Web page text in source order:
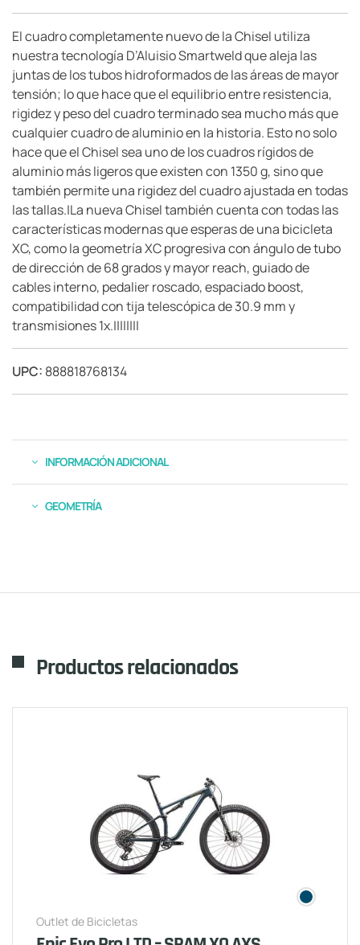
El cuadro completamente nuevo de la Chisel utiliza
nuestra tecnología D’Aluisio Smartweld que aleja las
juntas de los tubos hidroformados de las áreas de mayor
tensión; lo que hace que el equilibrio entre resistencia,
rigidez y peso del cuadro terminado sea mucho más que
cualquier cuadro de aluminio en la historia. Esto no solo
hace que el Chisel sea uno de los cuadros rígidos de
aluminio más ligeros que existen con 1350 g, sino que
también permite una rigidez del cuadro ajustada en todas
las tallas.|La nueva Chisel también cuenta con todas las
características modernas que esperas de una bicicleta
XC, como la geometría XC progresiva con ángulo de tubo
de dirección de 68 grados y mayor reach, guiado de
cables interno, pedalier roscado, espaciado boost,
compatibilidad con tija telescópica de 30.9 mm y
transmisiones 1x.||||||||
UPC: 888818768134
INFORMACIÓN ADICIONAL
GEOMETRÍA
Productos relacionados
Outlet de Bicicletas